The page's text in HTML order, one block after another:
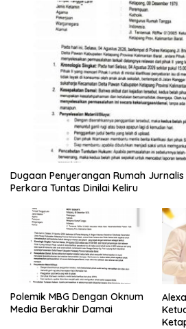
Dugaan Penyerangan Rumah Jurnalis
Perkara Tuntas Dinilai Keliru
Polemik MBG Dengan Oknum
Media Berakhir Damai